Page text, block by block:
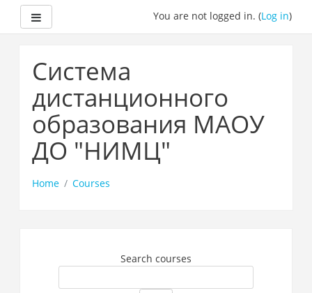
You are not logged in. (Log in)
Система
дистанционного
образования МАОУ
ДО "НИМЦ"
Home Courses
Search courses